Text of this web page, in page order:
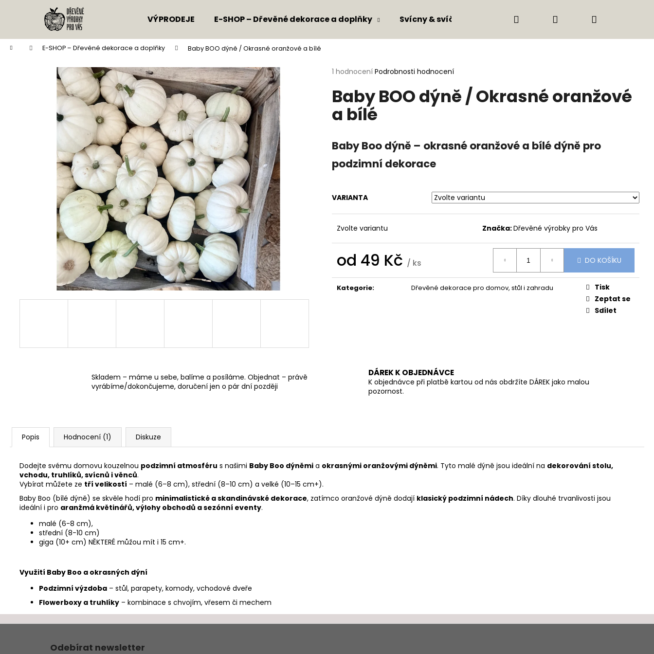
VÝPRODEJE E-SHOP – Dřevěné dekorace a doplňky Svícny & svíčky Nábytek & větší kusyPřihlášení
Domů E-SHOP – Dřevěné dekorace a doplňky Baby BOO dýně / Okrasné oranžové a bílé
Průměrné
produktu
je
z
1 hodnocení Podrobnosti hodnocení
Baby BOO dýně / Okrasné oranžové
a bílé
Baby Boo dýně – okrasné oranžové a bílé dýně pro
podzimní dekorace
VARIANTA
Zvolte variantu Značka:Dřevěné výrobky pro Vás
od 49 Kč / ks DO KOŠÍKU
Kategorie: Dřevěné dekorace pro domov, stůl i zahradu
Tisk
Zeptat se
Sdílet
Skladem – máme u sebe, balíme a posíláme. Objednat – právě
vyrábíme/dokončujeme, doručení jen o pár dní později
DÁREK K OBJEDNÁVCE
K objednávce při platbě kartou od nás obdržíte DÁREK jako malou
pozornost.
Popis Hodnocení (1) Diskuze
Dodejte svému domovu kouzelnou podzimní atmosféru s našimi Baby Boo dýněmi a okrasnými oranžovými dýněmi. Tyto malé dýně jsou ideální na dekorování stolu,
vchodu, truhlíků, svícnů i věnců.
Vybírat můžete ze tří velikostí – malé (6–8 cm), střední (8–10 cm) a velké (10–15 cm+).
Baby Boo (bílé dýně) se skvěle hodí pro minimalistické a skandinávské dekorace, zatímco oranžové dýně dodají klasický podzimní nádech. Díky dlouhé trvanlivosti jsou
ideální i pro aranžmá květinářů, výlohy obchodů a sezónní eventy.
malé (6-8 cm),
střední (8-10 cm)
giga (10+ cm) NĚKTERÉ můžou mít i 15 cm+.
Využití Baby Boo a okrasných dýní
Podzimní výzdoba – stůl, parapety, komody, vchodové dveře
Flowerboxy a truhlíky – kombinace s chvojím, vřesem či mechem
í
Zpět
do
obchodu
Zpět
do
obchodu
Co potřebujete najít?
HLEDAT
Doporučujeme
Následující
DŘEVĚNÉ DOMEČKY BEZ KOMÍNKU
PŘÍRODNÍ
45 Kč
KOVOVÁ PODZIMNÍ DÝNĚ S PATINOU –
3 VELIKOSTI | LIMITOVANÁ KOLEKCE
379 Kč
KRÉMOVÉ BARVĚ
59 Kč
Odebírat newsletter